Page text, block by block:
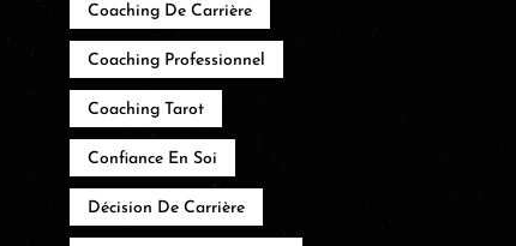
Coaching De Carrière
Coaching Professionnel
Coaching Tarot
Confiance En Soi
Décision De Carrière